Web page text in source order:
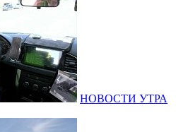
НОВОСТИ УТРА